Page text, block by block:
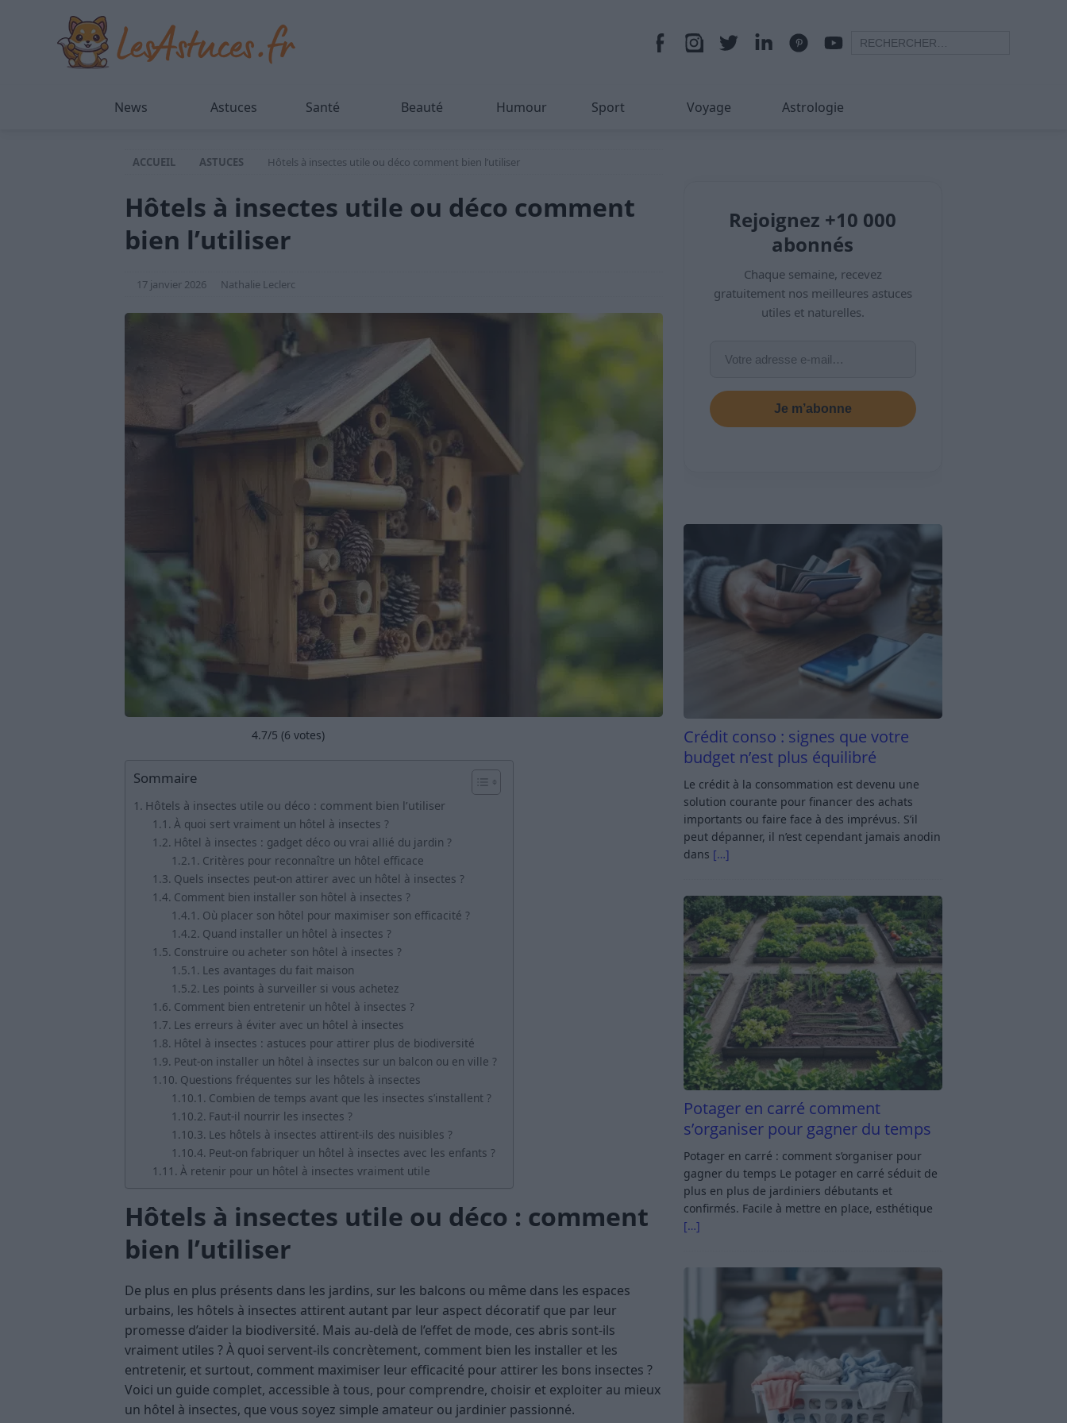
News Astuces Santé Beauté Humour Sport Voyage Astrologie
ACCUEIL ASTUCES Hôtels à insectes utile ou déco comment bien l’utiliser
Hôtels à insectes utile ou déco comment
bien l’utiliser
17 janvier 2026 Nathalie Leclerc
4.7/5 (6 votes)
Sommaire
Hôtels à insectes utile ou déco : comment bien l’utiliser
À quoi sert vraiment un hôtel à insectes ?
Hôtel à insectes : gadget déco ou vrai allié du jardin ?
Critères pour reconnaître un hôtel efficace
Quels insectes peut-on attirer avec un hôtel à insectes ?
Comment bien installer son hôtel à insectes ?
Où placer son hôtel pour maximiser son efficacité ?
Quand installer un hôtel à insectes ?
Construire ou acheter son hôtel à insectes ?
Les avantages du fait maison
Les points à surveiller si vous achetez
Comment bien entretenir un hôtel à insectes ?
Les erreurs à éviter avec un hôtel à insectes
Hôtel à insectes : astuces pour attirer plus de biodiversité
Peut-on installer un hôtel à insectes sur un balcon ou en ville ?
Questions fréquentes sur les hôtels à insectes
Combien de temps avant que les insectes s’installent ?
Faut-il nourrir les insectes ?
Les hôtels à insectes attirent-ils des nuisibles ?
Peut-on fabriquer un hôtel à insectes avec les enfants ?
À retenir pour un hôtel à insectes vraiment utile
Hôtels à insectes utile ou déco : comment
bien l’utiliser
De plus en plus présents dans les jardins, sur les balcons ou même dans les espaces
urbains, les hôtels à insectes attirent autant par leur aspect décoratif que par leur
promesse d’aider la biodiversité. Mais au-delà de l’effet de mode, ces abris sont-ils
vraiment utiles ? À quoi servent-ils concrètement, comment bien les installer et les
entretenir, et surtout, comment maximiser leur efficacité pour attirer les bons insectes ?
Voici un guide complet, accessible à tous, pour comprendre, choisir et exploiter au mieux
un hôtel à insectes, que vous soyez simple amateur ou jardinier passionné.
Rejoignez +10 000
abonnés
Chaque semaine, recevez
gratuitement nos meilleures astuces
utiles et naturelles.
Je m’abonne
Crédit conso : signes que votre
budget n’est plus équilibré
Le crédit à la consommation est devenu une
solution courante pour financer des achats
importants ou faire face à des imprévus. S’il
peut dépanner, il n’est cependant jamais anodin
dans […]
Potager en carré comment
s’organiser pour gagner du temps
Potager en carré : comment s’organiser pour
gagner du temps Le potager en carré séduit de
plus en plus de jardiniers débutants et
confirmés. Facile à mettre en place, esthétique
[…]